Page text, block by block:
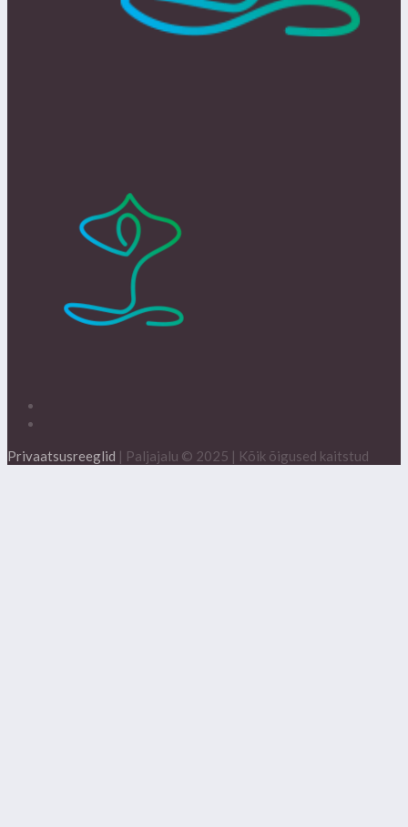
Privaatsusreeglid | Paljajalu © 2025 | Kõik õigused kaitstud